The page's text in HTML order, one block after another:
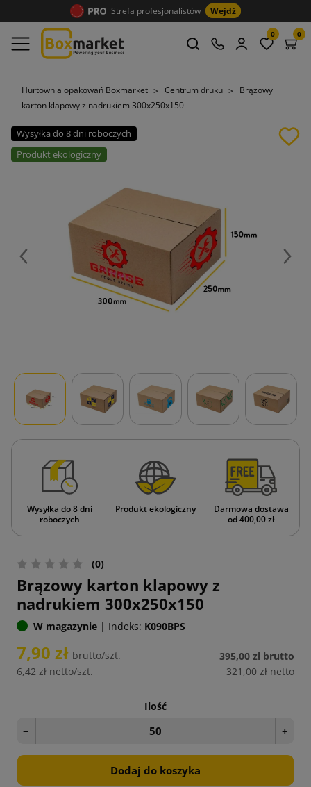
Strefa profesjonalistów Wejdź
0 0
Hurtownia opakowań Boxmarket Centrum druku
Brązowy
karton klapowy z nadrukiem 300x250x150
Wysyłka do 8 dni roboczych
Produkt ekologiczny
Poprzedni
Wysyłka do 8 dni
roboczych
Produkt ekologiczny
Darmowa dostawa
od 400,00 zł
(0)
Brązowy karton klapowy z
nadrukiem 300x250x150
W magazynie | Indeks: K090BPS
7,90 zł brutto/szt.
6,42 zł netto/szt.
395,00 zł brutto
321,00 zł netto
Ilość
− +
Dodaj do koszyka